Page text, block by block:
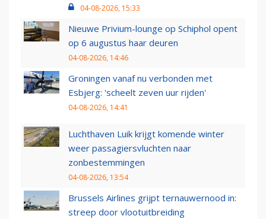
04-08-2026, 15:33
Nieuwe Privium-lounge op Schiphol opent
op 6 augustus haar deuren
04-08-2026, 14:46
Groningen vanaf nu verbonden met
Esbjerg: 'scheelt zeven uur rijden'
04-08-2026, 14:41
Luchthaven Luik krijgt komende winter
weer passagiersvluchten naar
zonbestemmingen
04-08-2026, 13:54
Brussels Airlines grijpt ternauwernood in:
streep door vlootuitbreiding